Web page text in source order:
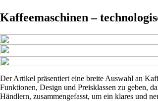
Kaffeemaschinen –
Der Artikel präsentiert eine breite Auswahl an
Funktionen, Design und Preisklassen zu geben,
Händlern, zusammengefasst, um ein klares und